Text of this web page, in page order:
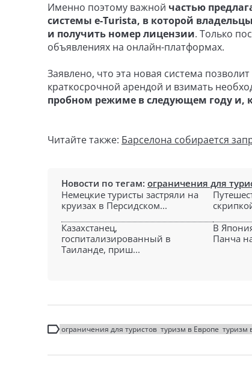
Именно поэтому важной частью
системы e-Turista, в которой
и получить номер лицензии. Только
объявлениях на онлайн-платформах.
Заявлено, что эта новая система
краткосрочной арендой и взимать
пробном режиме в следующем году и,
Читайте также: Барселона собирается
Новости по тегам: ограничения для
Немецкие туристы застряли на
круизах в Персидском...
Казахстанец,
госпитализированный в
Таиланде, приш...
В
Панча
ограничения для туристов туризм в Европе туризм